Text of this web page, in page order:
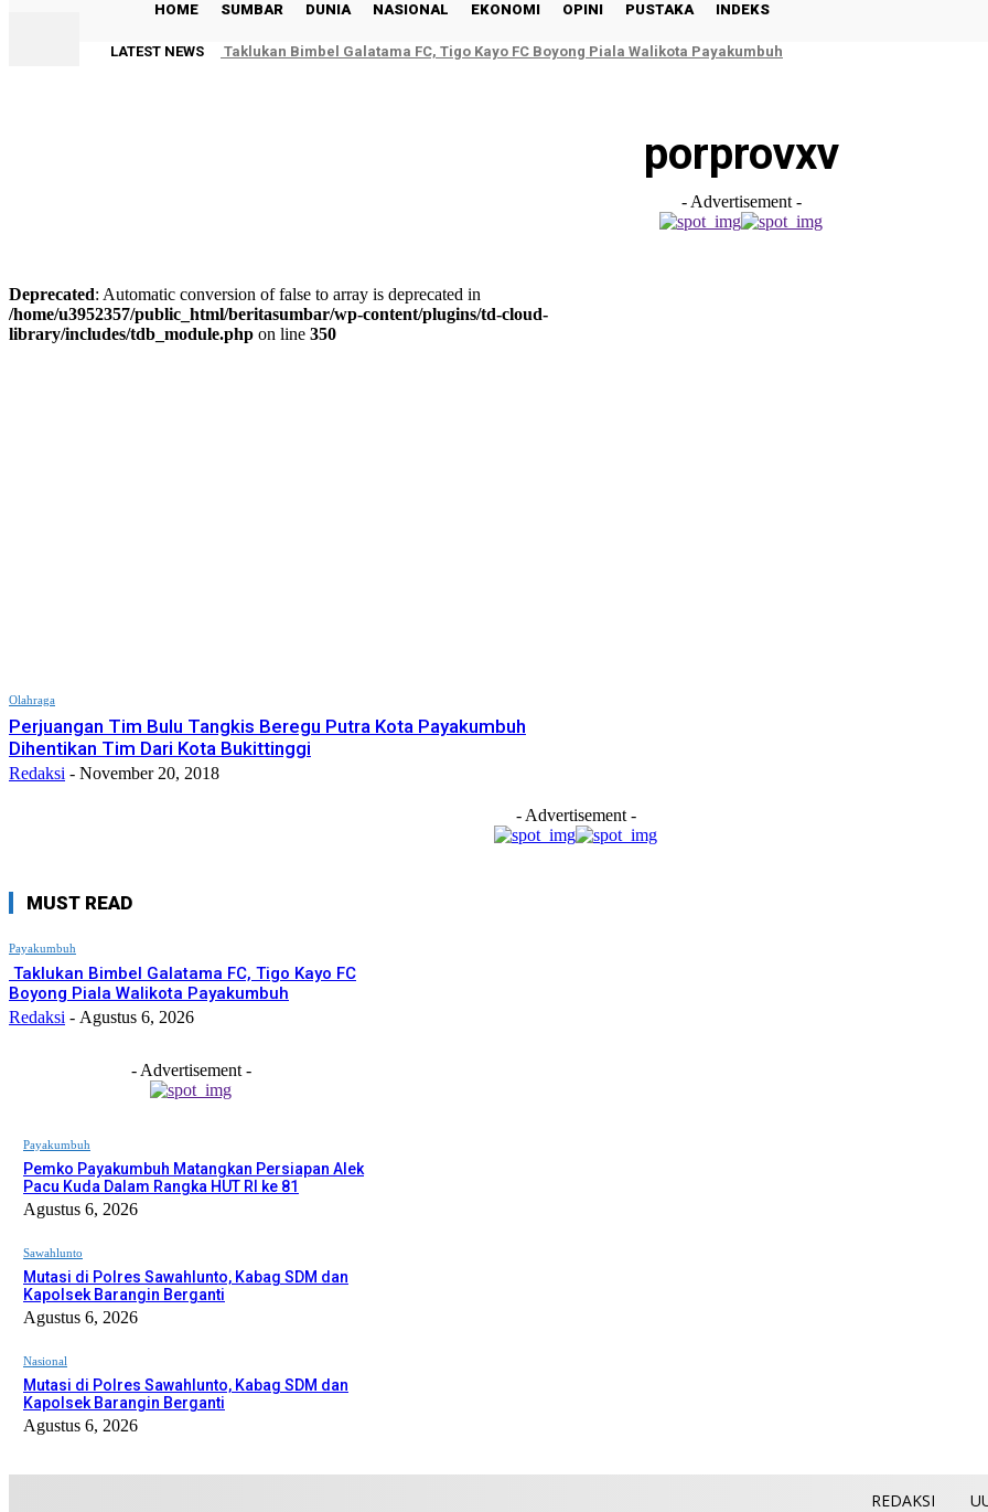
HOME SUMBAR DUNIA NASIONAL EKONOMI OPINI PUSTAKA INDEKS
LATEST NEWS Taklukan Bimbel Galatama FC, Tigo Kayo FC Boyong Piala Walikota Payakumbuh
porprovxv
- Advertisement -
Deprecated: Automatic conversion of false to array is deprecated in
/home/u3952357/public_html/beritasumbar/wp-content/plugins/td-cloud-
library/includes/tdb_module.php on line 350
Olahraga
Perjuangan Tim Bulu Tangkis Beregu Putra Kota Payakumbuh
Dihentikan Tim Dari Kota Bukittinggi
Redaksi - November 20, 2018
- Advertisement -
MUST READ
Payakumbuh
Taklukan Bimbel Galatama FC, Tigo Kayo FC
Boyong Piala Walikota Payakumbuh
Redaksi - Agustus 6, 2026
- Advertisement -
Payakumbuh
Pemko Payakumbuh Matangkan Persiapan Alek
Pacu Kuda Dalam Rangka HUT RI ke 81
Agustus 6, 2026
Sawahlunto
Mutasi di Polres Sawahlunto, Kabag SDM dan
Kapolsek Barangin Berganti
Agustus 6, 2026
Nasional
Mutasi di Polres Sawahlunto, Kabag SDM dan
Kapolsek Barangin Berganti
Agustus 6, 2026
REDAKSI